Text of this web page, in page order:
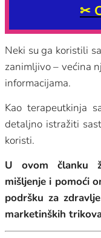
✂
Neki su ga koristili
zanimljivo – većina
informacijama.
Kao terapeutkinja
detaljno istražiti
koristi.
U ovom članku
mišljenje i pomoći
podršku za
marketinških